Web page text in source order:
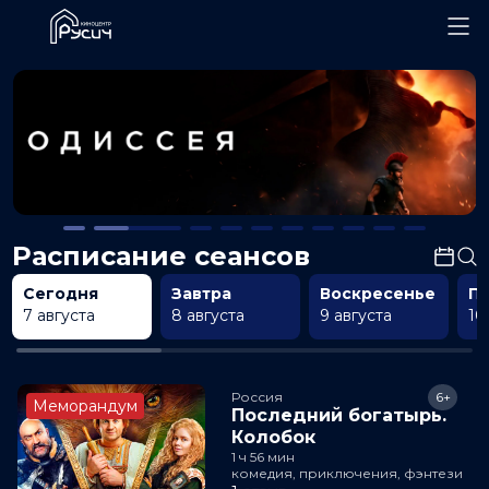
Расписание сеансов
Сегодня
7 августа
Завтра
8 августа
Воскресенье
9 августа
10
Меморандум Россия
Последний богатырь.
Колобок
6+
1 ч 56 мин
комедия, приключения, фэнтези